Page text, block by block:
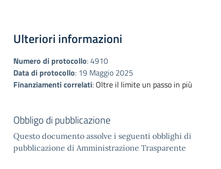
Ulteriori informazioni
Numero di protocollo:4910
Data di protocollo: 19 Maggio 2025
Finanziamenti correlati: Oltre il limite un passo in più
Obbligo di pubblicazione
Questo documento assolve i seguenti obblighi di
pubblicazione di Amministrazione Trasparente